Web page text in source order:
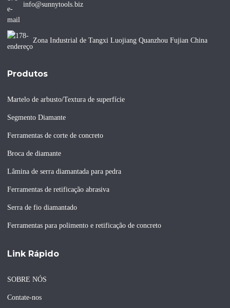
info@sunnytools.biz
Zona Industrial de Tangxi Luojiang Quanzhou Fujian China
Produtos
Martelo de arbusto/Textura de superfície
Segmento Diamante
Ferramentas de corte de concreto
Broca de diamante
Lâmina de serra diamantada para pedra
Ferramentas de retificação abrasiva
Serra de fio diamantado
Ferramentas para polimento e retificação de concreto
Link Rápido
SOBRE NÓS
Contate-nos